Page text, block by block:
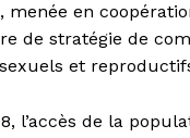
en
de stratégie de
et
l’accès de la